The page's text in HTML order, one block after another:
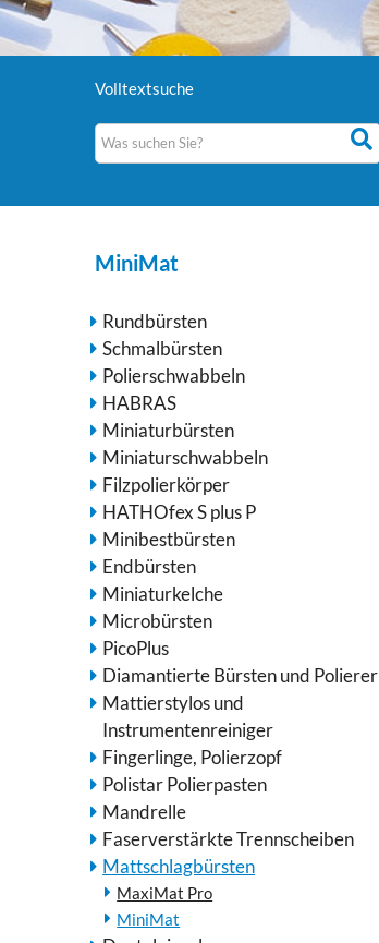
Volltextsuche
MiniMat
Rundbürsten
Schmalbürsten
Polierschwabbeln
HABRAS
Miniaturbürsten
Miniaturschwabbeln
Filzpolierkörper
HATHOfex S plus P
Minibestbürsten
Endbürsten
Miniaturkelche
Microbürsten
PicoPlus
Diamantierte Bürsten und Polierer
Mattierstylos und
Instrumentenreiniger
Fingerlinge, Polierzopf
Polistar Polierpasten
Mandrelle
Faserverstärkte Trennscheiben
Mattschlagbürsten
MaxiMat Pro
MiniMat